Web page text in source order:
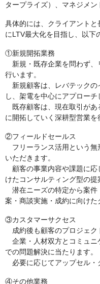
タープライズ）、マネジメン
具体的には、クライアント
にLTV最大化を目指し、以下
①新規開拓業務
新規・既存企業を問わず、
行います。
新規顧客は、レバテックの
し、架電を中心にアプローチ
既存顧客は、現在取引があ
に開拓していく深耕型営業を
②フィールドセールス
フリーランス活用という無
いただきます。
顧客の事業内容や課題に応
けたコンサルティング型の提
潜在ニーズの特定から案件
案・商談実施・成約に向けた
③カスタマーサクセス
成約後も顧客のプロジェク
企業・人材双方とコミュニ
での問題解決に当たります。
必要に応じてアップセル・
④その他業務